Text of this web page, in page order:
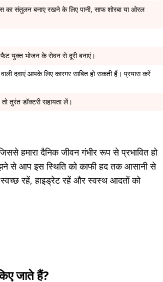
संतुलन बनाए रखने के लिए पानी, साफ शोरबा या ओरल
युक्त भोजन के सेवन से दूरी बनाएं।
दवाएं आपके लिए कारगर साबित हो सकती हैं। प्रयास करें
तुरंत डॉक्टरी सहायता लें।
हमारा दैनिक जीवन गंभीर रूप से प्रभावित हो
से आप इस स्थिति को काफी हद तक आसानी से
रहें, हाइड्रेट रहें और स्वस्थ आदतों को
जाते हैं?